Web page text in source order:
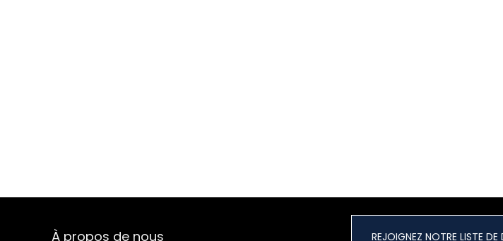
À propos de nous
REJOIGNEZ NOTRE LISTE DE